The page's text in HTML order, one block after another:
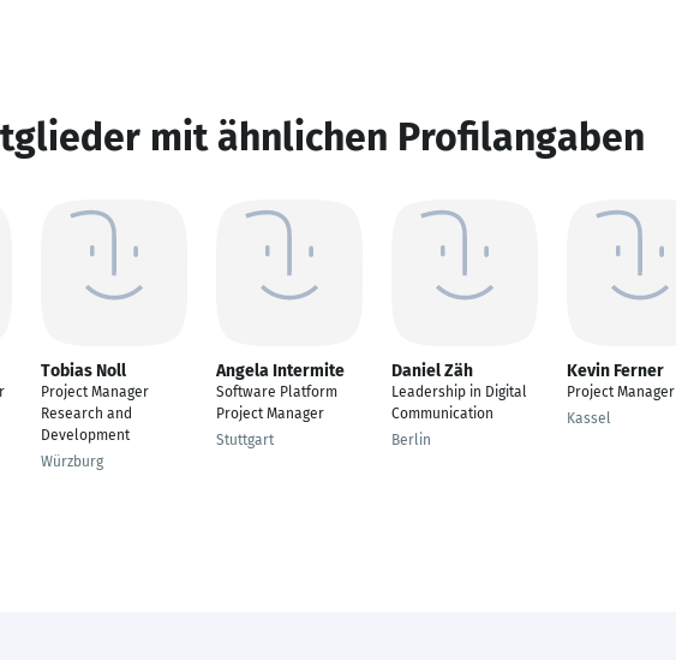
mit ähnlichen Profilangaben
Tobias Noll
Project Manager
Research and
Development
Würzburg
Angela Intermite
Software Platform
Project Manager
Stuttgart
Daniel Zäh
Leadership in Digital
Communication
Berlin
Kevin Ferner
Project Manager
Kassel